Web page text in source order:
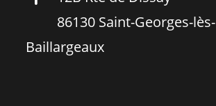
86130 Saint-Georges-lès-
Baillargeaux